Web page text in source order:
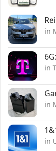
in
in
in
in